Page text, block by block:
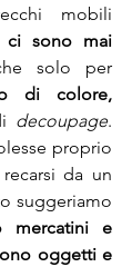
mobili
ci sono mai
di colore,
decoupage.
proprio
da un
suggeriamo
mercatini e
oggetti e